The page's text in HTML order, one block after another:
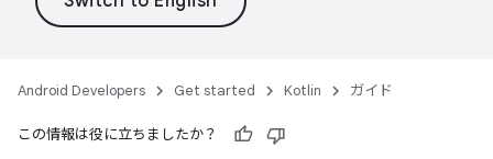
Android Developers Get started Kotlin ガイド
この情報は役に立ちましたか？